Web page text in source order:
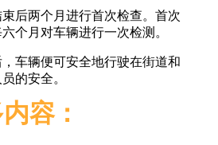
后两个月进行首次检查。首次
个月对车辆进行一次检测。
车辆便可安全地行驶在街道和
的安全。
容：